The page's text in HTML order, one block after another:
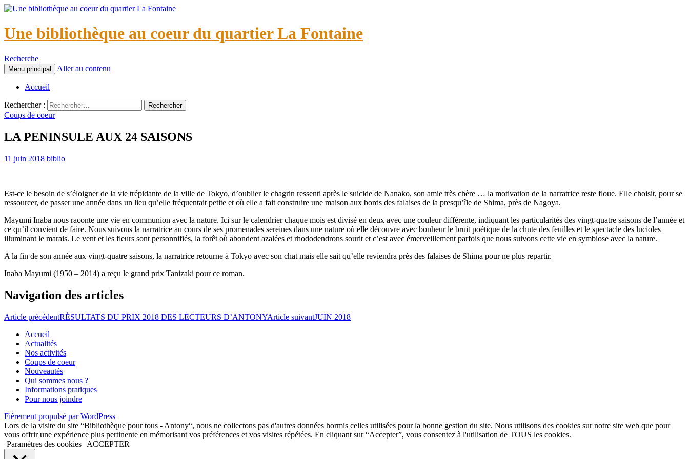
Une bibliothèque au coeur du quartier La Fontaine
Recherche
Menu principal Aller au contenu
Accueil
Rechercher :
Coups de coeur
LA PENINSULE AUX 24 SAISONS
11 juin 2018 biblio
Est-ce le besoin de s’éloigner de la vie trépidante de la ville de Tokyo, d’oublier le chagrin ressenti après le suicide de Nanako, son amie très chère … la motivation de la narratrice reste floue. Elle choisit, pour se
ressourcer, de passer une année dans un lieu qu’elle fréquentait petite et où elle a fait construire une maison aux bords des falaises de la presqu’île de Shima, près de Nagoya.
Mayumi Inaba nous raconte une vie en communion avec la nature. Ici sur le calendrier chaque mois est divisé en deux avec une couleur différente, indiquant les particularités des vingt-quatre saisons de l’année et
ce qu’il convient de faire. Nous suivons la narratrice au cours de ses promenades sereines dans une nature où elle découvre avec bonheur le bruit poétique de la chute des feuilles et le spectacle des lucioles
illuminant le marais. Le vent et les fleurs sont personnifiés, la forêt où abondent azalées et rhododendrons sourit et c’est avec émerveillement parfois que nous suivons cette vie en symbiose avec la nature.
A la fin de son année aux vingt-quatre saisons, la narratrice retourne à Tokyo avec son chat mais elle sait qu’elle reviendra près des falaises de Shima pour ne plus repartir.
Inaba Mayumi (1950 – 2014) a reçu le grand prix Tanizaki pour ce roman.
Navigation des articles
Article précédentRÉSULTATS DU PRIX 2018 DES LECTEURS D’ANTONYArticle suivantJUIN 2018
Accueil
Actualités
Nos activités
Coups de coeur
Nouveautés
Qui sommes nous ?
Informations pratiques
Pour nous joindre
Fièrement propulsé par WordPress
Lors de la visite du site “Bibliothèque pour tous - Antony“, nous ne collectons pas d'autres données hormis celles utilisées pour la bonne gestion du site. Nous utilisons des cookies sur notre site web que pour
vous offrir une expérience plus pertinente en mémorisant vos préférences et vos visites répétées. En cliquant sur “Accepter”, vous consentez à l'utilisation de TOUS les cookies.
Paramètres des cookies
ACCEPTER